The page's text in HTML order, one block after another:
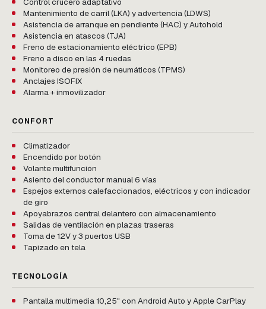
Mantenimiento de carril (LKA) y advertencia (LDWS)
Asistencia de arranque en pendiente (HAC) y Autohold
Asistencia en atascos (TJA)
Freno de estacionamiento eléctrico (EPB)
Freno a disco en las 4 ruedas
Monitoreo de presión de neumáticos (TPMS)
Anclajes ISOFIX
Alarma + inmovilizador
CONFORT
Climatizador
Encendido por botón
Volante multifunción
Asiento del conductor manual 6 vías
Espejos externos calefaccionados, eléctricos y con indicador
de giro
Apoyabrazos central delantero con almacenamiento
Salidas de ventilación en plazas traseras
Toma de 12V y 3 puertos USB
Tapizado en tela
TECNOLOGÍA
Pantalla multimedia 10,25" con Android Auto y Apple CarPlay